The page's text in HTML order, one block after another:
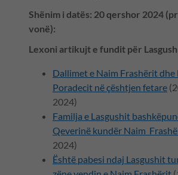
Shënim i datës: 20 qershor 2024
vonë):
Lexoni artikujt e fundit për
Dallimet e Naim Frashërit dhe
Poradecit në çështjen fetare
2024)
Familja e Lasgushit
Qeverinë kundër Naim
2024)
Është pabesi ndaj Lasgushit